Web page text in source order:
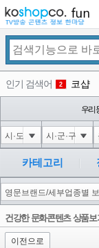
인기 검색어 2 코샵
익스
4 미끄
5 대성
6 1-1);
1
우리
카테고리
건강한 문화콘텐츠 상품보
이전으로